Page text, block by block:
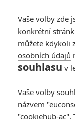
Vaše volby zde
konkrétní
můžete kdykoli
osobních údajů
souhlasu v
Vaše volby
názvem
"cookiehub-ac".